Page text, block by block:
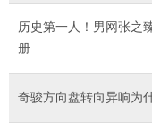
历史第一人！男网张之
册
奇骏方向盘转向异响为